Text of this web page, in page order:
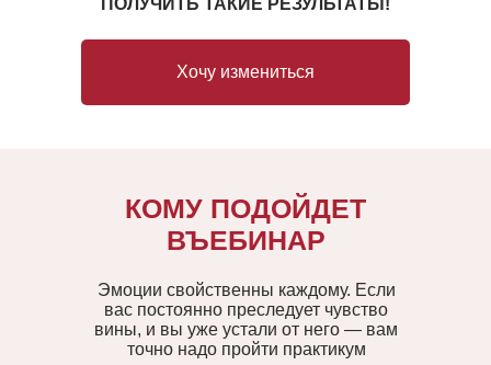
ПОЛУЧИТЬ ТАКИЕ РЕЗУЛЬТАТЫ!
Хочу измениться
КОМУ ПОДОЙДЕТ
ВЪЕБИНАР
Эмоции свойственны каждому. Если
вас постоянно преследует чувство
вины, и вы уже устали от него — вам
точно надо пройти практикум